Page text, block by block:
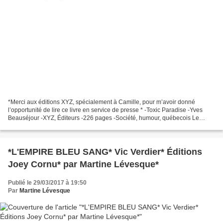
*Merci aux éditions XYZ, spécialement à Camille, pour m’avoir donné
l’opportunité de lire ce livre en service de presse * -Toxic Paradise -Yves
Beauséjour -XYZ, Éditeurs -226 pages -Société, humour, québecois Le
*L'EMPIRE BLEU SANG* Vic Verdier* Éditions
Joey Cornu* par Martine Lévesque*
Publié le 29/03/2017 à 19:50
Par Martine Lévesque